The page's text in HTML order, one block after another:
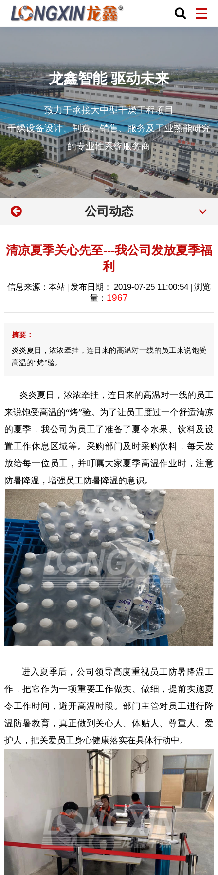
龙鑫智能 驱动未来
致力于承接大中型干燥工程项目
干燥设备设计、制造、销售、服务及工业热能研究
的专业性系统服务商
公司动态
清凉夏季关心先至---我公司发放夏季福
利
信息来源：本站 | 发布日期： 2019-07-25 11:00:54 | 浏览
量： 1967
摘要：
炎炎夏日，浓浓牵挂，连日来的高温对一线的员工来说饱受
高温的“烤”验。
炎炎夏日，浓浓牵挂，连日来的高温对一线的员工
来说饱受高温的“烤”验。为了让员工度过一个舒适清凉
的夏季，我公司为员工了准备了夏令水果、饮料及设
置工作休息区域等。采购部门及时采购饮料，每天发
放给每一位员工，并叮嘱大家夏季高温作业时，注意
防暑降温，增强员工防暑降温的意识。
进入夏季后，公司领导高度重视员工防暑降温工
作，把它作为一项重要工作做实、做细，提前实施夏
令工作时间，避开高温时段。部门主管对员工进行降
温防暑教育，真正做到关心人、体贴人、尊重人、爱
护人，把关爱员工身心健康落实在具体行动中。